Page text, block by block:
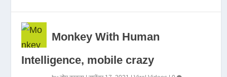
Monkey With Human
Intelligence, mobile crazy